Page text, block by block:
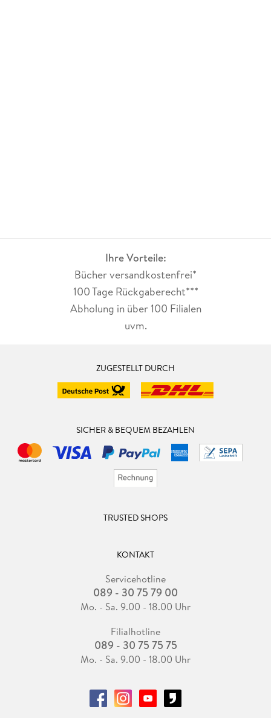
Ihre Vorteile:
Bücher versandkostenfrei*
100 Tage Rückgaberecht***
Abholung in über 100 Filialen
uvm.
ZUGESTELLT DURCH
SICHER & BEQUEM BEZAHLEN
TRUSTED SHOPS
KONTAKT
Servicehotline
089 - 30 75 79 00
Mo. - Sa. 9.00 - 18.00 Uhr
Filialhotline
089 - 30 75 75 75
Mo. - Sa. 9.00 - 18.00 Uhr